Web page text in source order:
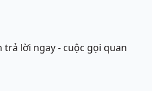
trả lời ngay - cuộc gọi quan